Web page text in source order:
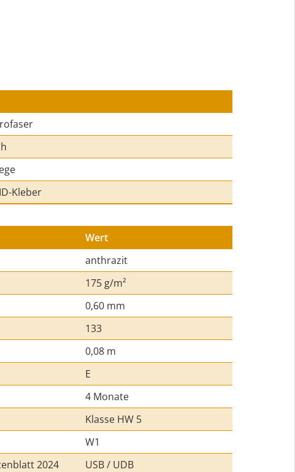
Kleber
Wert
anthrazit
175 g/m²
0,60 mm
133
0,08 m
E
4 Monate
Klasse HW 5
W1
2024
USB / UDB